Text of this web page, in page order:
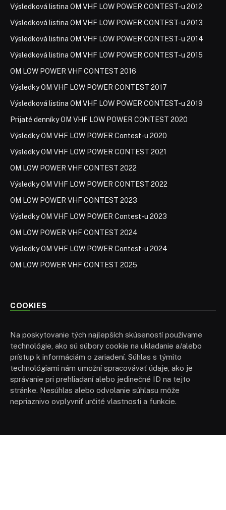
Výsledková listina OM VHF LOW POWER CONTEST-u 2012
Výsledková listina OM VHF LOW POWER CONTEST-u 2013
Výsledková listina OM VHF LOW POWER CONTEST-u 2014
Výsledková listina OM VHF LOW POWER CONTEST-u 2015
OM LOW POWER VHF CONTEST 2016
Výsledky OM VHF LOW POWER CONTEST 2017
Výsledková listina OM VHF LOW POWER CONTEST-u 2019
Prijaté denníky OM VHF LOW POWER CONTEST 2020
Výsledky OM VHF LOW POWER Contest-u 2020
Výsledky OM VHF LOW POWER CONTEST 2021
OM LOW POWER VHF CONTEST 2022
Výsledky OM VHF LOW POWER CONTEST 2022
OM LOW POWER VHF CONTEST 2023
Výsledky OM VHF LOW POWER Contest-u 2023
OM LOW POWER VHF CONTEST 2024
Výsledky OM VHF LOW POWER Contest-u 2024
OM LOW POWER VHF CONTEST 2025
COOKIES
Na poskytovanie tých najlepších skúseností používame
technológie, ako sú súbory cookie na ukladanie a/alebo
prístup k informáciám o zariadení. Súhlas s týmito
technológiami nám umožní spracovávať údaje, ako je
správanie pri prehliadaní alebo jedinečné ID na tejto
stránke. Nesúhlas alebo odvolanie súhlasu môže
nepriaznivo ovplyvniť určité vlastnosti a funkcie.